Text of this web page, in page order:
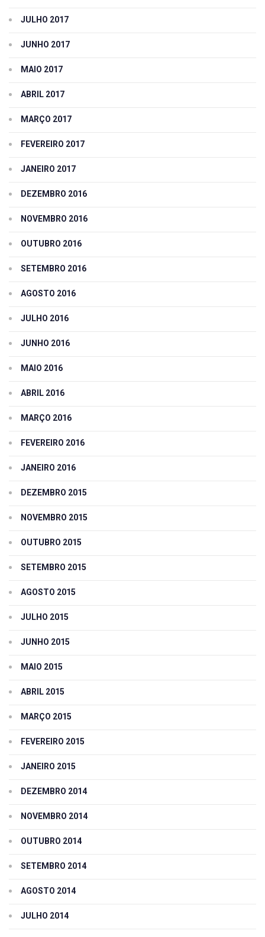
JULHO 2017
JUNHO 2017
MAIO 2017
ABRIL 2017
MARÇO 2017
FEVEREIRO 2017
JANEIRO 2017
DEZEMBRO 2016
NOVEMBRO 2016
OUTUBRO 2016
SETEMBRO 2016
AGOSTO 2016
JULHO 2016
JUNHO 2016
MAIO 2016
ABRIL 2016
MARÇO 2016
FEVEREIRO 2016
JANEIRO 2016
DEZEMBRO 2015
NOVEMBRO 2015
OUTUBRO 2015
SETEMBRO 2015
AGOSTO 2015
JULHO 2015
JUNHO 2015
MAIO 2015
ABRIL 2015
MARÇO 2015
FEVEREIRO 2015
JANEIRO 2015
DEZEMBRO 2014
NOVEMBRO 2014
OUTUBRO 2014
SETEMBRO 2014
AGOSTO 2014
JULHO 2014